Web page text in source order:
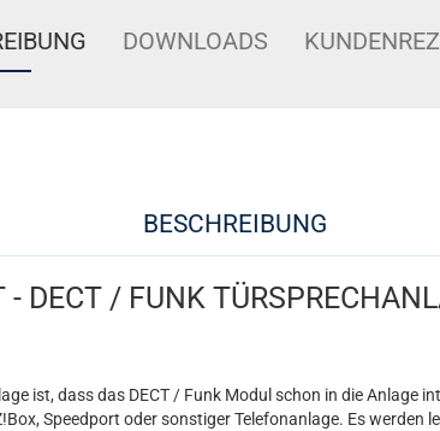
DOWNLOADS
BESCHREIBUNG
- DECT / FUNK
ist, dass das DECT / Funk Modul schon in die Anlage
Speedport oder sonstiger Telefonanlage. Es werden